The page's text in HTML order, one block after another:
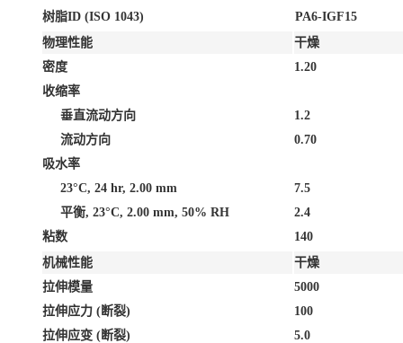
树脂ID (ISO 1043)
PA6-IGF15
物理性能
干燥
密度
1.20
收缩率
垂直流动方向
1.2
流动方向
0.70
吸水率
23°C, 24 hr, 2.00 mm
7.5
平衡, 23°C, 2.00 mm, 50% RH
2.4
粘数
140
机械性能
干燥
拉伸模量
5000
拉伸应力 (断裂)
100
拉伸应变 (断裂)
5.0